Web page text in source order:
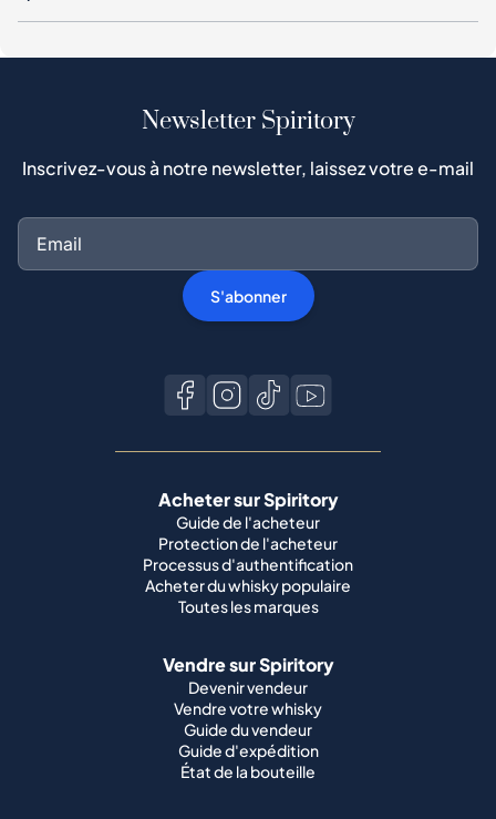
Newsletter Spiritory
Inscrivez-vous à notre newsletter, laissez votre e-mail
S'abonner
Acheter sur Spiritory
Guide de l'acheteur
Protection de l'acheteur
Processus d'authentification
Acheter du whisky populaire
Toutes les marques
Vendre sur Spiritory
Devenir vendeur
Vendre votre whisky
Guide du vendeur
Guide d'expédition
État de la bouteille